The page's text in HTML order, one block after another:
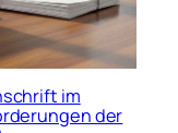
im
der